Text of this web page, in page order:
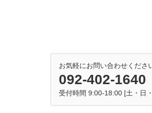
お気軽にお問い合わせくださ
092-402-1640
受付時間 9:00-18:00 [土・日